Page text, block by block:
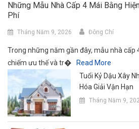
Những Mẫu Nhà Cấp 4 Mái Bằng
Phí
Tháng Năm 9, 2026 Đông Chí
Trong những năm gần đây, mẫu nhà cấp
chiếm ưu thế và tr�
Read More
Tuổi Kỷ Dậu Xây
Hóa Giải Vận Hạn
Tháng Năm 9,